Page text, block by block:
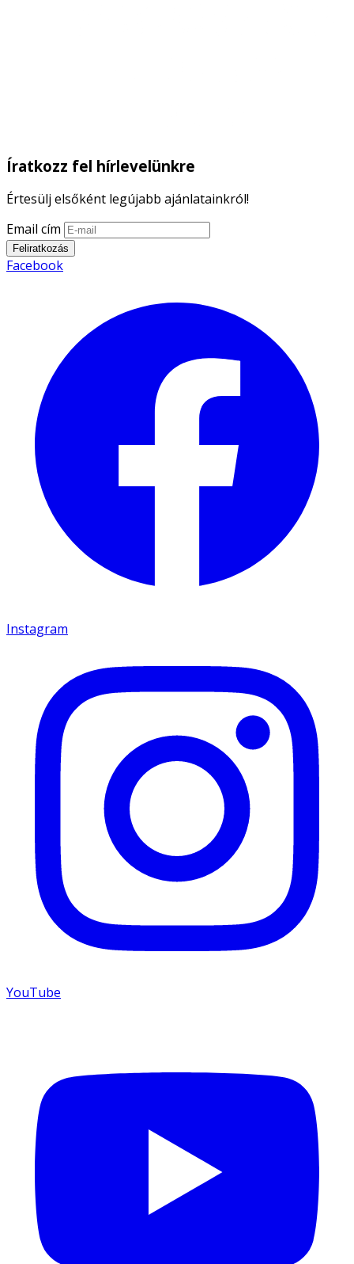
Íratkozz fel hírlevelünkre
Értesülj elsőként legújabb ajánlatainkról!
Email cím
Feliratkozás
Facebook
Instagram
YouTube